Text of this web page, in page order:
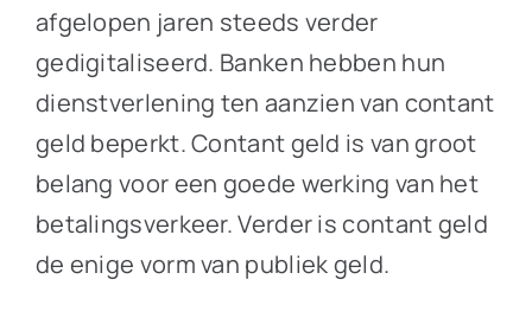
afgelopen jaren steeds verder
gedigitaliseerd. Banken hebben hun
dienstverlening ten aanzien van contant
geld beperkt. Contant geld is van groot
belang voor een goede werking van het
betalingsverkeer. Verder is contant geld
de enige vorm van publiek geld.